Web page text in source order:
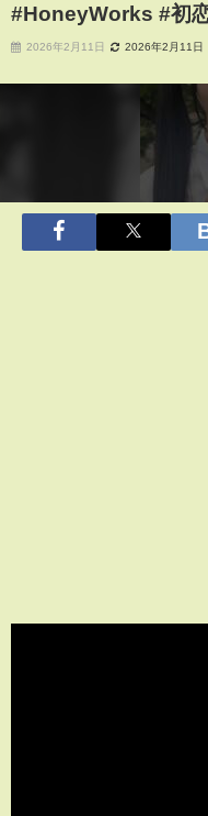
#HoneyWorks #初
2026年2月11日 2026年2月11日